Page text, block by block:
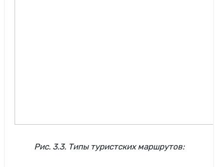
Рис. 3.3. Типы туристских маршрутов: